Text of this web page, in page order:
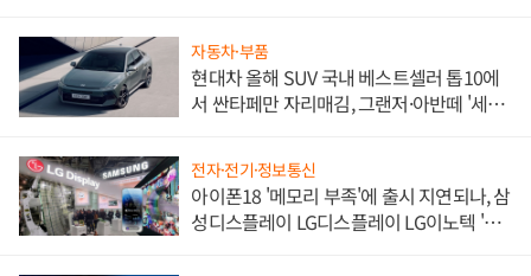
자동차·부품
현대차 올해 SUV 국내 베스트셀러 톱10에
서 싼타페만 자리매김, 그랜저·아반떼 '세단
전자·전기·정보통신
아이폰18 '메모리 부족'에 출시 지연되나, 삼
성디스플레이 LG디스플레이 LG이노텍 '탈